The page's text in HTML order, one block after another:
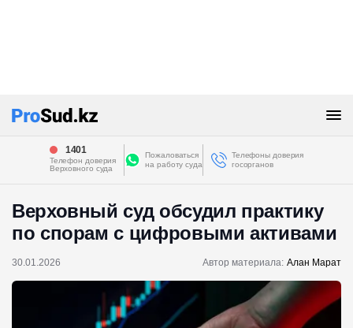
1401
Телефон доверия
Верховного суда
Пожаловаться
на работу суда
Телефоны доверия
госорганов
Верховный cуд обсудил практику
по спорам с цифровыми активами
30.01.2026 Автор материала: Алан Марат